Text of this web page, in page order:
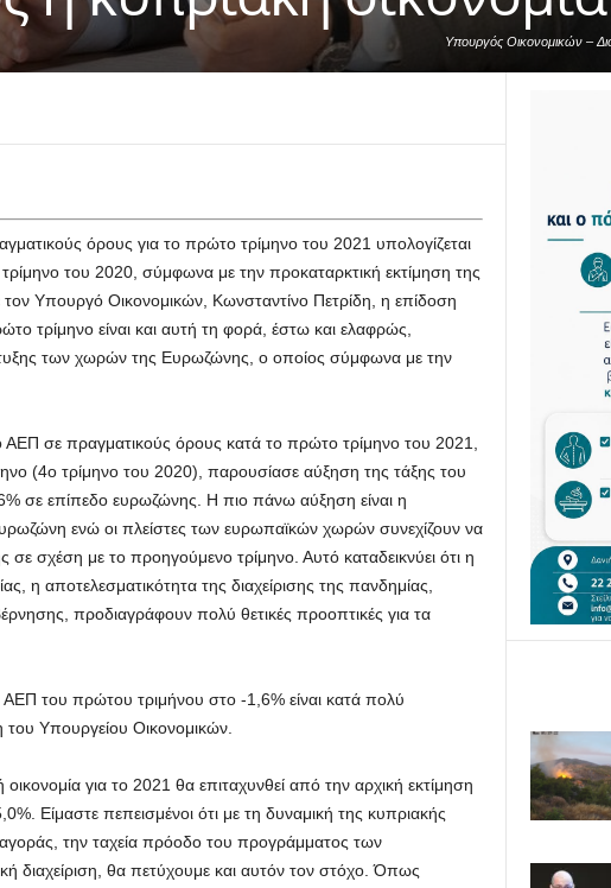
Υπουργός Οικονομικών –
όρους για το πρώτο τρίμηνο του 2021 υπολογίζεται
του 2020, σύμφωνα με την προκαταρκτική εκτίμηση της
Υπουργό Οικονομικών, Κωνσταντίνο Πετρίδη, η επίδοση
τρίμηνο είναι και αυτή τη φορά, έστω και ελαφρώς,
των χωρών της Ευρωζώνης, ο οποίος σύμφωνα με την
ΑΕΠ σε πραγματικούς όρους κατά το πρώτο τρίμηνο του 2021,
(4ο τρίμηνο του 2020), παρουσίασε αύξηση της τάξης του
σε επίπεδο ευρωζώνης. Η πιο πάνω αύξηση είναι η
ενώ οι πλείστες των ευρωπαϊκών χωρών συνεχίζουν να
σχέση με το προηγούμενο τρίμηνο. Αυτό καταδεικνύει ότι η
η αποτελεσματικότητα της διαχείρισης της πανδημίας,
προδιαγράφουν πολύ θετικές προοπτικές για τα
του πρώτου τριμήνου στο -1,6% είναι κατά πολύ
του Υπουργείου Οικονομικών.
οικονομία για το 2021 θα επιταχυνθεί από την αρχική εκτίμηση
Είμαστε πεπεισμένοι ότι με τη δυναμική της κυπριακής
αγοράς, την ταχεία πρόοδο του προγράμματος των
διαχείριση, θα πετύχουμε και αυτόν τον στόχο. Όπως